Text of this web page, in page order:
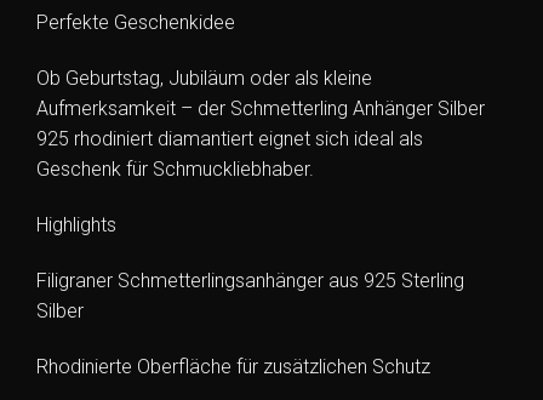
Perfekte Geschenkidee
Ob Geburtstag, Jubiläum oder als kleine
Aufmerksamkeit – der Schmetterling Anhänger Silber
925 rhodiniert diamantiert eignet sich ideal als
Geschenk für Schmuckliebhaber.
Highlights
Filigraner Schmetterlingsanhänger aus 925 Sterling
Silber
Rhodinierte Oberfläche für zusätzlichen Schutz